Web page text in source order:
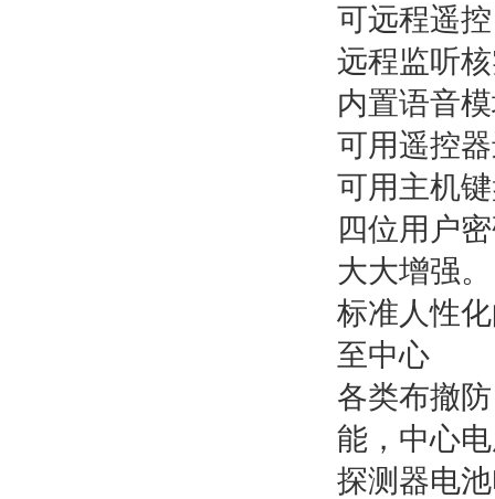
可远程遥
远程监听
内置语音
可用遥控
可用主机
四位用户
大大增强。
标准人性
至中心
各类布撤
能，中心
探测器电